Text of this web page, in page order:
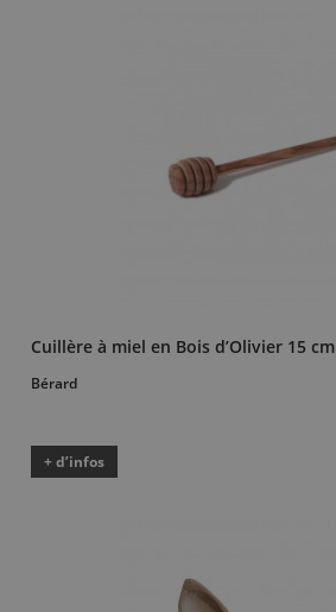
Cuillère à miel en Bois d’Olivier 15 cm
Bérard
+ d’infos